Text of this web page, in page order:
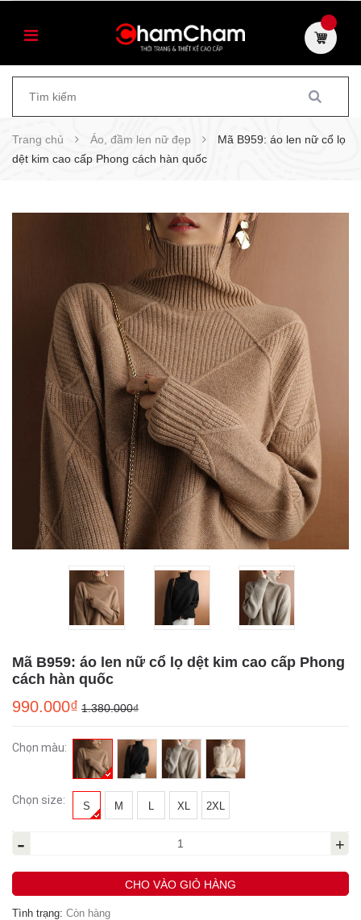
Trang chủ Áo, đầm len nữ đẹp
Mã B959: áo len nữ cổ lọ
dệt kim cao cấp Phong cách hàn quốc
Mã B959: áo len nữ cổ lọ dệt kim cao cấp Phong
cách hàn quốc
990.000₫ 1.380.000₫
Chọn màu:
Chọn size: S M L XL 2XL
- +
CHO VÀO GIỎ HÀNG
Tình trạng: Còn hàng